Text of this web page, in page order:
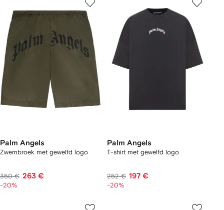
Palm Angels
Zwembroek met gewelfd logo
350 € 263 €
-20%
Palm Angels
T-shirt met gewelfd logo
252 € 197 €
-20%